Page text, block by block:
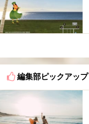
編集部ピックアップ